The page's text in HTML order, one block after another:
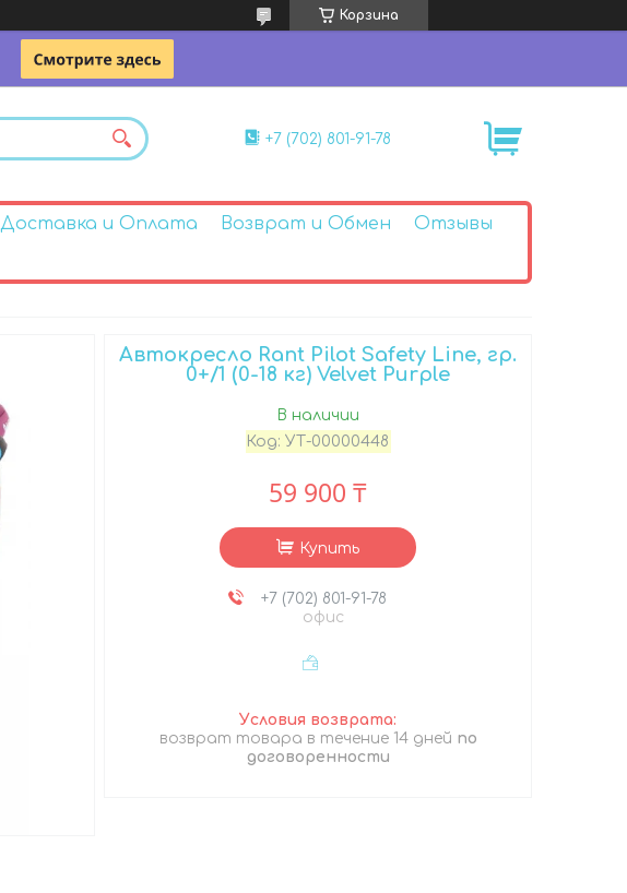
Корзина
+7 (702) 801-91-78
Доставка и Оплата Возврат и Обмен
Отзывы
Автокресло Rant Pilot Safety Line, гр.
0+/1 (0-18 кг) Velvet Purple
В наличии
Код: УТ-00000448
59 900 ₸
Купить
+7 (702) 801-91-78
офис
возврат товара в течение 14 дней по
договоренности